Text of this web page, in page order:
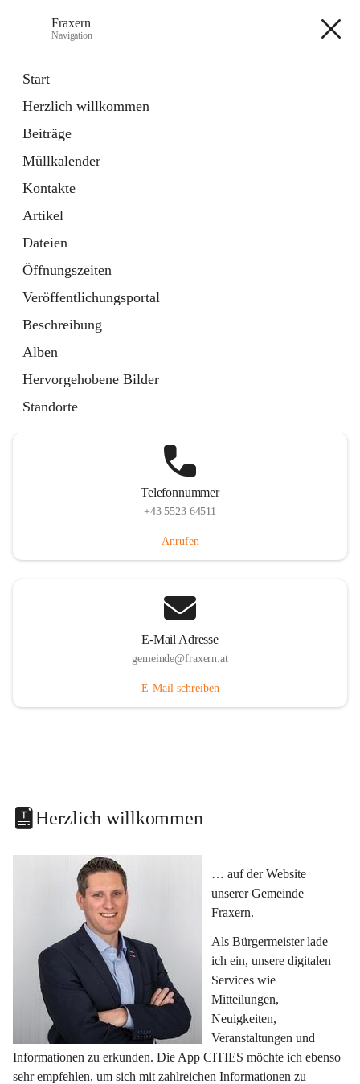
Fraxern
Navigation
Start
Herzlich willkommen
Beiträge
Müllkalender
Kontakte
Artikel
Dateien
Öffnungszeiten
Veröffentlichungsportal
Beschreibung
Alben
Hervorgehobene Bilder
Standorte
Ordner
in
Tab
Formulare
Artikel
öffnet
in
neuem
Tab
Telefonnummer
+43 5523 64511
Anrufen
E-Mail Adresse
gemeinde@fraxern.at
E-Mail schreiben
Herzlich willkommen
… auf der Website
unserer Gemeinde
Fraxern.
Als Bürgermeister lade
ich ein, unsere digitalen
Services wie
Mitteilungen,
Neuigkeiten,
Veranstaltungen und
Informationen zu erkunden. Die App CITIES möchte ich ebenso
sehr empfehlen, um sich mit zahlreichen Informationen zu